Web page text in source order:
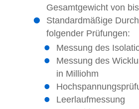
Gesamtgewicht von
Standardmäßige
folgender Prüfungen:
Messung des
Messung des
in Milliohm
Leerlaufmessung